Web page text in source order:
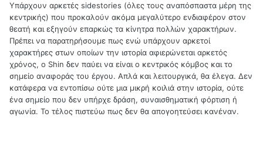
Υπάρχουν αρκετές sidestories (όλες τους αναπόσπαστα μέρη της
κεντρικής) που προκαλούν ακόμα μεγαλύτερο ενδιαφέρον στον
θεατή και εξηγούν επαρκώς τα κίνητρα πολλών χαρακτήρων.
Πρέπει να παρατηρήσουμε πως ενώ υπάρχουν αρκετοί
χαρακτήρες στων οποίων την ιστορία αφιερώνεται αρκετός
χρόνος, ο Shin δεν παύει να είναι ο κεντρικός κόμβος και το
σημείο αναφοράς του έργου. Απλά και λειτουργικά, θα έλεγα. Δεν
κατάφερα να εντοπίσω ούτε μια μικρή κοιλιά στην ιστορία, ούτε
ένα σημείο που δεν υπήρχε δράση, συναισθηματική φόρτιση ή
αγωνία. Το τέλος πιστεύω πως δεν θα απογοητεύσει κανέναν.